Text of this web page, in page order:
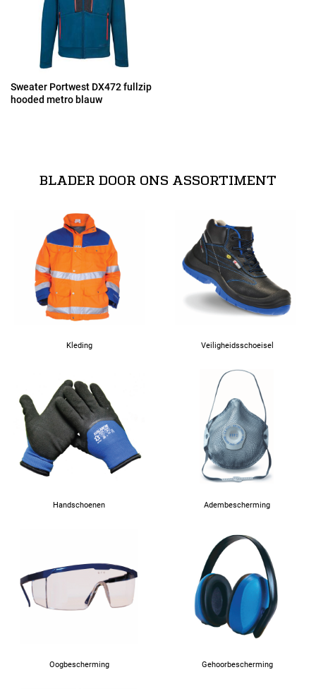
Sweater Portwest DX472 fullzip
hooded metro blauw
BLADER DOOR ONS ASSORTIMENT
Kleding Veiligheidsschoeisel
Handschoenen Adembescherming
Oogbescherming Gehoorbescherming